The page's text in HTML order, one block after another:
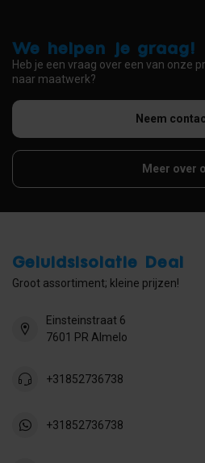
We helpen je graag!
Heb je een vraag over een van onze
naar maatwerk?
Neem
Meer over
Geluidsisolatie Deal
Groot assortiment; kleine prijzen!
Einsteinstraat 6
7601 PR Almelo
+31852736738
+31852736738